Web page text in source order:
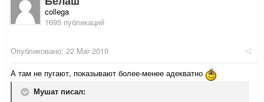
collega
1695 публикаций
Опубликовано: 22 Mar 2010
А там не пугают, показывают более-менее адекватно
Мушат писал: